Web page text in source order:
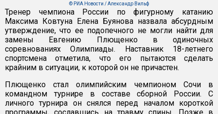
© РИА Новости / Александр Вильф
Тренер чемпиона России по фигурному катанию
Максима Ковтуна Елена Буянова назвала абсурдным
утверждение, что ее подопечного не могли найти для
замены Евгению Плющенко в одиночных
соревнованиях Олимпиады. Наставник 18-летнего
спортсмена отметила, что его пытаются сделать
крайним в ситуации, к которой он не причастен.
Плющенко стал олимпийским чемпионом Сочи в
командном турнире в составе сборной России. С
личного турнира он снялся перед началом короткой
программы, сославшись на травму спины. Позже в